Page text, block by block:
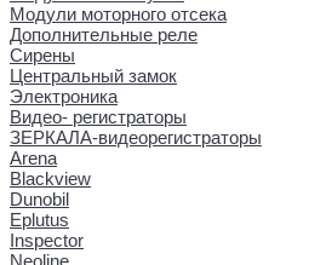
Модули моторного отсека
Дополнительные реле
Сирены
Центральный замок
Электроника
Видео- регистраторы
ЗЕРКАЛА-видеорегистраторы
Arena
Blackview
Dunobil
Eplutus
Inspector
Neoline